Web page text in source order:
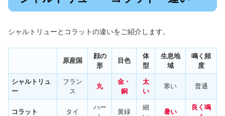
シャルトリューとコラットの違いをご紹介します。
原産国
顔の
形
目色
体
型
生息地
域
鳴く頻
度
シャルトリュ
ー
フラン
ス
丸
金・
銅
太
い
寒い 普通
コラット タイ
ハー
黄緑
細
暑い
良く鳴